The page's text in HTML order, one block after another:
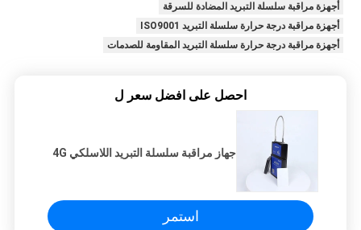
أجهزة مراقبة سلسلة التبريد المضادة للسرقة
أجهزة مراقبة درجة حرارة سلسلة التبريد ISO9001
أجهزة مراقبة درجة حرارة سلسلة التبريد المقاومة للصدمات
احصل على افضل سعر ل
جهاز مراقبة سلسلة التبريد اللاسلكي 4G
استمر